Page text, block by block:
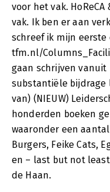
voor het vak.
vak. Ik ben er aan
schreef ik mijn
tfm.nl/
gaan schrijven vanuit
substantiële bijdrage
van) (NIEUW)
honderden boeken
waaronder een
Burgers, Feike Cats,
en – last but not
de Haan.